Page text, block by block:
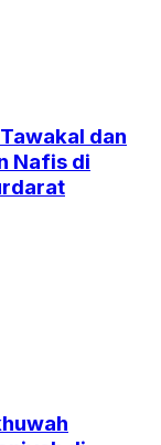
dan
Nafis di